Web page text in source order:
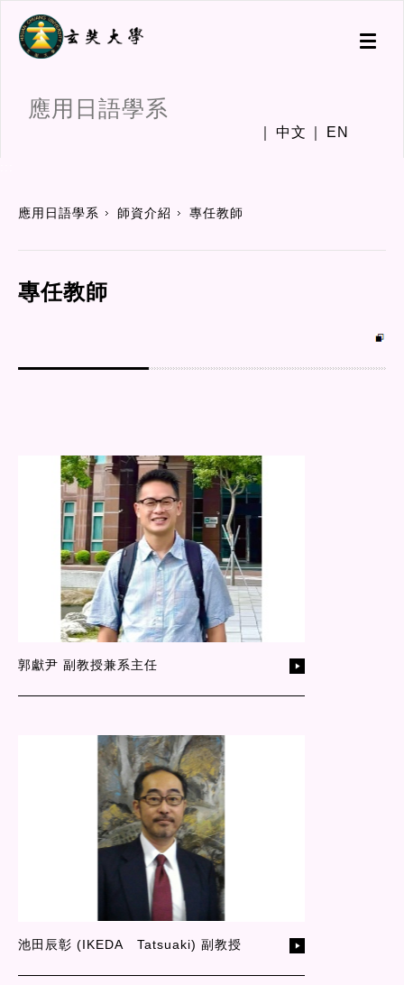
Toggle
應用日語學系
中文 EN
應用日語學系 師資介紹 專任教師
專任教師
郭獻尹 副教授兼系主任
池田辰彰 (IKEDA Tatsuaki) 副教授